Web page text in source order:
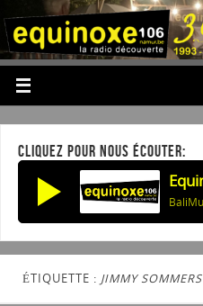
CLIQUEZ POUR NOUS ÉCOUTER:
ÉTIQUETTE : JIMMY SOMMERS